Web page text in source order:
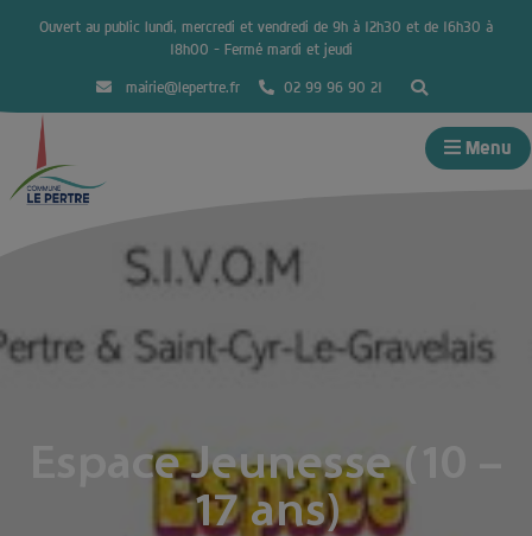
Ouvert au public lundi, mercredi et vendredi de 9h à 12h30 et de 16h30 à
18h00 – Fermé mardi et jeudi
mairie@lepertre.fr 02 99 96 90 21
Menu
Espace Jeunesse (10 –
17 ans)